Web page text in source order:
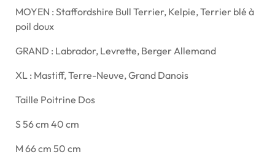
MOYEN : Staffordshire Bull Terrier, Kelpie, Terrier blé à
poil doux
GRAND : Labrador, Levrette, Berger Allemand
XL : Mastiff, Terre-Neuve, Grand Danois
Taille Poitrine Dos
S 56 cm 40 cm
M 66 cm 50 cm